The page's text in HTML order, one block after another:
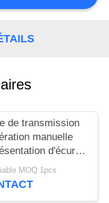
de transmission
manuelle
d'écurie
de
MOQ:1pcs